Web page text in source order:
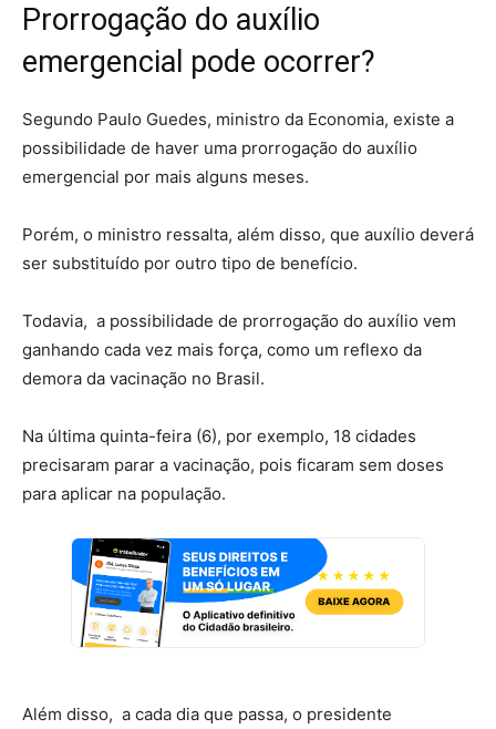
Prorrogação do auxílio
emergencial pode ocorrer?
Segundo Paulo Guedes, ministro da Economia, existe a
possibilidade de haver uma prorrogação do auxílio
emergencial por mais alguns meses.
Porém, o ministro ressalta, além disso, que auxílio deverá
ser substituído por outro tipo de benefício.
Todavia, a possibilidade de prorrogação do auxílio vem
ganhando cada vez mais força, como um reflexo da
demora da vacinação no Brasil.
Na última quinta-feira (6), por exemplo, 18 cidades
precisaram parar a vacinação, pois ficaram sem doses
para aplicar na população.
Além disso, a cada dia que passa, o presidente